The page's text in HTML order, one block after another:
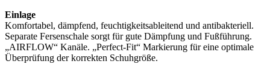
Einlage
Komfortabel, dämpfend, feuchtigkeitsableitend und antibakteriell.
Separate Fersenschale sorgt für gute Dämpfung und Fußführung.
„AIRFLOW“ Kanäle. „Perfect-Fit“ Markierung für eine optimale
Überprüfung der korrekten Schuhgröße.